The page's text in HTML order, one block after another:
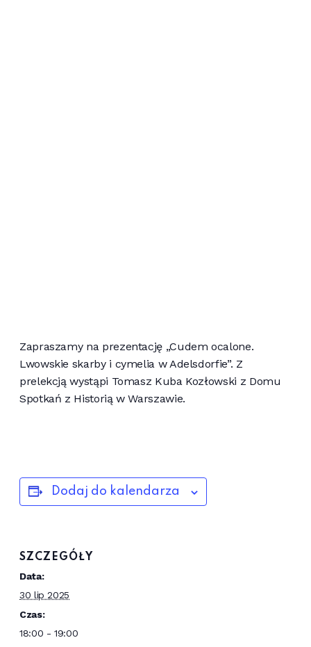
Zapraszamy na prezentację „Cudem ocalone.
Lwowskie skarby i cymelia w Adelsdorfie”. Z
prelekcją wystąpi Tomasz Kuba Kozłowski z Domu
Spotkań z Historią w Warszawie.
Dodaj do kalendarza
SZCZEGÓŁY
Data:
30 lip 2025
Czas:
18:00 - 19:00